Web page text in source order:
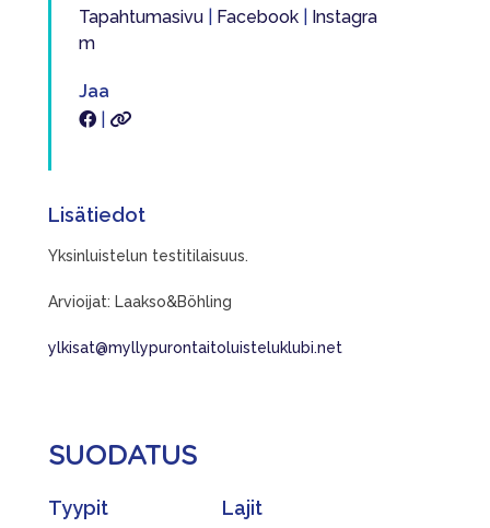
Tapahtumasivu
Facebook
Instagra
m
Jaa
Lisätiedot
Yksinluistelun testitilaisuus.
Arvioijat: Laakso&Böhling
ylkisat@myllypurontaitoluisteluklubi.net
SUODATUS
Tyypit Lajit